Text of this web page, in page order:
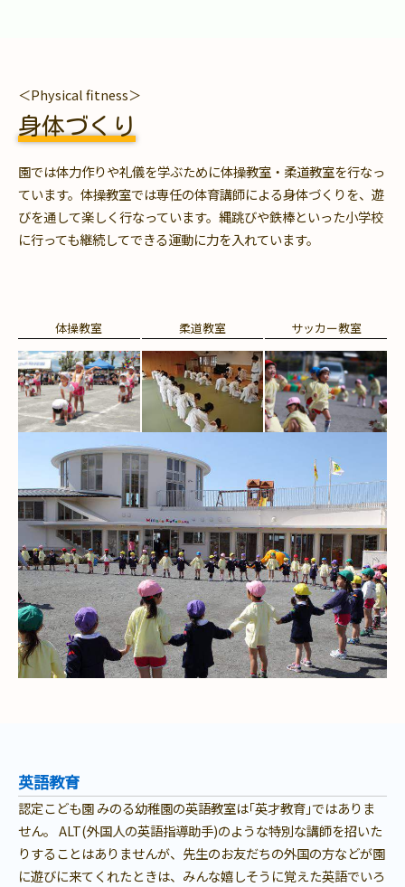
＜Physical fitness＞
身体づくり
園では体力作りや礼儀を学ぶために体操教室・柔道教室を行なっ
ています。体操教室では専任の体育講師による身体づくりを、遊
びを通して楽しく行なっています。縄跳びや鉄棒といった小学校
に行っても継続してできる運動に力を入れています。
体操教室 柔道教室 サッカー教室
英語教育
認定こども園 みのる幼稚園の英語教室は｢英才教育｣ではありま
せん。 ALT(外国人の英語指導助手)のような特別な講師を招いた
りすることはありませんが、先生のお友だちの外国の方などが園
に遊びに来てくれたときは、みんな嬉しそうに覚えた英語でいろ